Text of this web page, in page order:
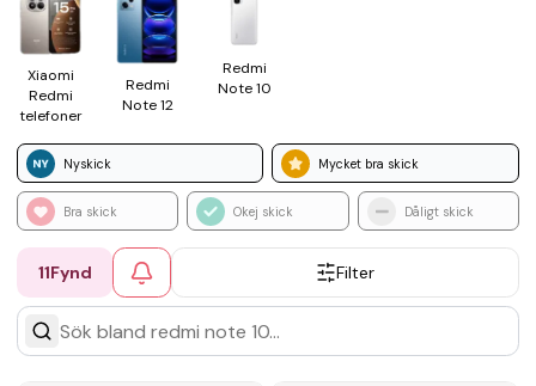
Xiaomi
Redmi
tele­foner
Redmi
Note 12
Redmi
Note 10
Nyskick Mycket bra skick
Bra skick Okej skick Dåligt skick
11Fynd Filter